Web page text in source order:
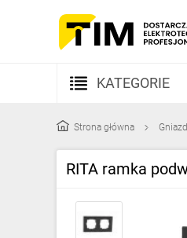
KATEGORIE
Kable i przewody
Rozdzielnice i obudowy
Strona główna
RITA ramka